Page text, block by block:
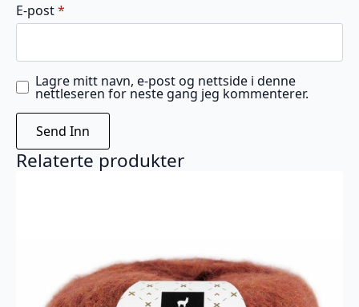
E-post*
Lagre mitt navn, e-post og nettside i denne
nettleseren for neste gang jeg kommenterer.
Relaterte produkter